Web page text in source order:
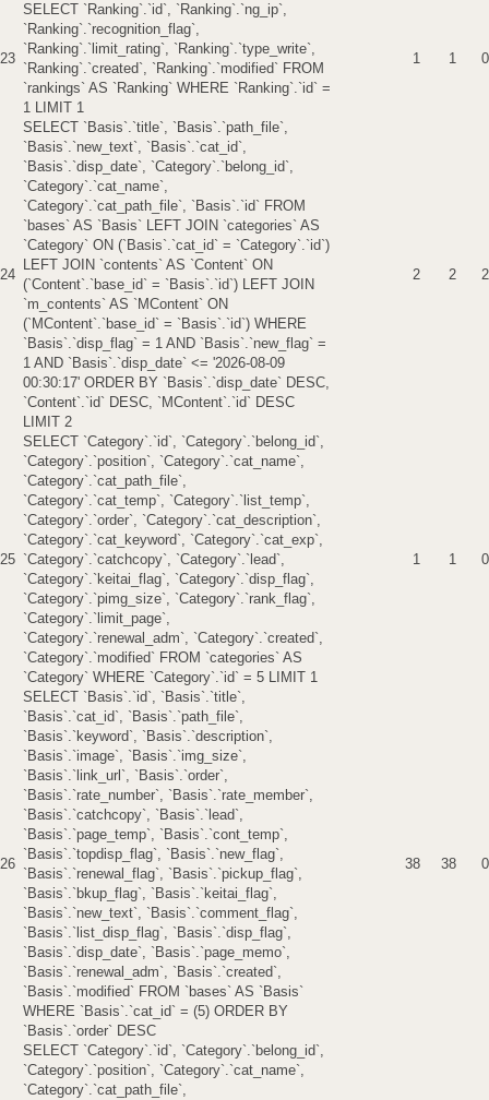
23
SELECT `Ranking`.`id`, `Ranking`.`ng_ip`,
`Ranking`.`recognition_flag`,
`Ranking`.`limit_rating`, `Ranking`.`type_write`,
`Ranking`.`created`, `Ranking`.`modified` FROM
`rankings` AS `Ranking` WHERE `Ranking`.`id` =
1 LIMIT 1
1 1 0
24
SELECT `Basis`.`title`, `Basis`.`path_file`,
`Basis`.`new_text`, `Basis`.`cat_id`,
`Basis`.`disp_date`, `Category`.`belong_id`,
`Category`.`cat_name`,
`Category`.`cat_path_file`, `Basis`.`id` FROM
`bases` AS `Basis` LEFT JOIN `categories` AS
`Category` ON (`Basis`.`cat_id` = `Category`.`id`)
LEFT JOIN `contents` AS `Content` ON
(`Content`.`base_id` = `Basis`.`id`) LEFT JOIN
`m_contents` AS `MContent` ON
(`MContent`.`base_id` = `Basis`.`id`) WHERE
`Basis`.`disp_flag` = 1 AND `Basis`.`new_flag` =
1 AND `Basis`.`disp_date` <= '2026-08-09
00:30:17' ORDER BY `Basis`.`disp_date` DESC,
`Content`.`id` DESC, `MContent`.`id` DESC
LIMIT 2
2 2 2
25
SELECT `Category`.`id`, `Category`.`belong_id`,
`Category`.`position`, `Category`.`cat_name`,
`Category`.`cat_path_file`,
`Category`.`cat_temp`, `Category`.`list_temp`,
`Category`.`order`, `Category`.`cat_description`,
`Category`.`cat_keyword`, `Category`.`cat_exp`,
`Category`.`catchcopy`, `Category`.`lead`,
`Category`.`keitai_flag`, `Category`.`disp_flag`,
`Category`.`pimg_size`, `Category`.`rank_flag`,
`Category`.`limit_page`,
`Category`.`renewal_adm`, `Category`.`created`,
`Category`.`modified` FROM `categories` AS
`Category` WHERE `Category`.`id` = 5 LIMIT 1
1 1 0
26
SELECT `Basis`.`id`, `Basis`.`title`,
`Basis`.`cat_id`, `Basis`.`path_file`,
`Basis`.`keyword`, `Basis`.`description`,
`Basis`.`image`, `Basis`.`img_size`,
`Basis`.`link_url`, `Basis`.`order`,
`Basis`.`rate_number`, `Basis`.`rate_member`,
`Basis`.`catchcopy`, `Basis`.`lead`,
`Basis`.`page_temp`, `Basis`.`cont_temp`,
`Basis`.`topdisp_flag`, `Basis`.`new_flag`,
`Basis`.`renewal_flag`, `Basis`.`pickup_flag`,
`Basis`.`bkup_flag`, `Basis`.`keitai_flag`,
`Basis`.`new_text`, `Basis`.`comment_flag`,
`Basis`.`list_disp_flag`, `Basis`.`disp_flag`,
`Basis`.`disp_date`, `Basis`.`page_memo`,
`Basis`.`renewal_adm`, `Basis`.`created`,
`Basis`.`modified` FROM `bases` AS `Basis`
WHERE `Basis`.`cat_id` = (5) ORDER BY
`Basis`.`order` DESC
38 38 0
SELECT `Category`.`id`, `Category`.`belong_id`,
`Category`.`position`, `Category`.`cat_name`,
`Category`.`cat_path_file`,